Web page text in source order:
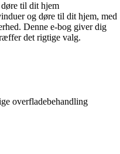
til dit hjem
og døre til dit hjem, med
Denne e-bog giver dig
det rigtige valg.
overfladebehandling